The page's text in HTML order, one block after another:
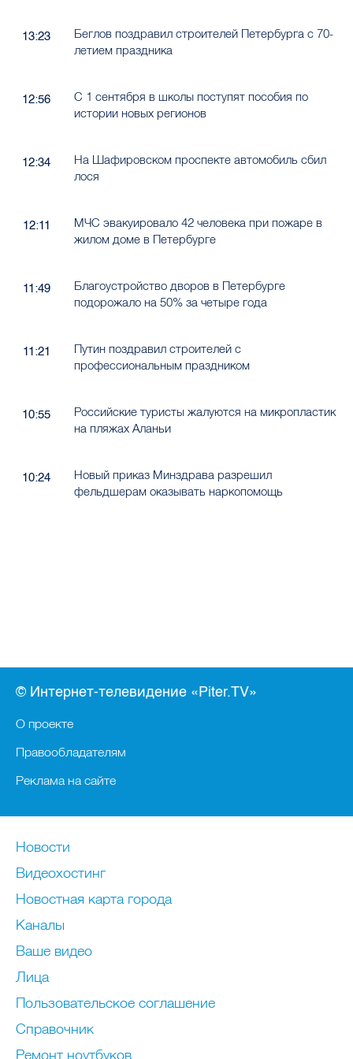
13:23
Беглов поздравил строителей Петербурга с 70-
летием праздника
12:56
С 1 сентября в школы поступят пособия по
истории новых регионов
12:34
На Шафировском проспекте автомобиль сбил
лося
12:11
МЧС эвакуировало 42 человека при пожаре в
жилом доме в Петербурге
11:49
Благоустройство дворов в Петербурге
подорожало на 50% за четыре года
11:21
Путин поздравил строителей с
профессиональным праздником
10:55
Российские туристы жалуются на микропластик
на пляжах Аланьи
10:24
Новый приказ Минздрава разрешил
фельдшерам оказывать наркопомощь
© Интернет-телевидение «Piter.TV»
О проекте
Правообладателям
Реклама на сайте
Новости
Видеохостинг
Новостная карта города
Каналы
Ваше видео
Лица
Пользовательское соглашение
Справочник
Ремонт нoутбуков